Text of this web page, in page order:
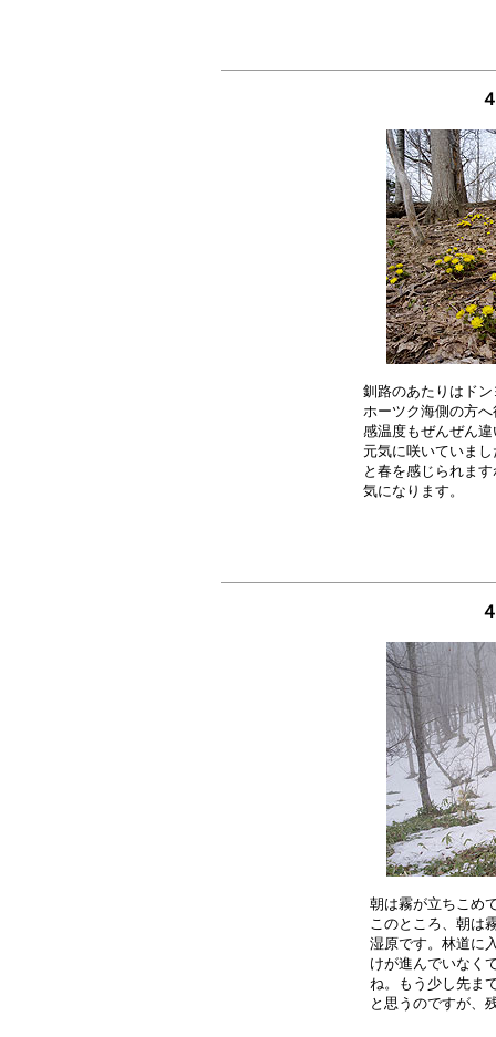
釧路のあたりはド
ホーツク海側の方
感温度もぜんぜん
元気に咲いていま
と春を感じられま
朝は霧が立ちこめ
このところ、朝は
湿原です。林道に
けが進んでいなく
ね。もう少し先ま